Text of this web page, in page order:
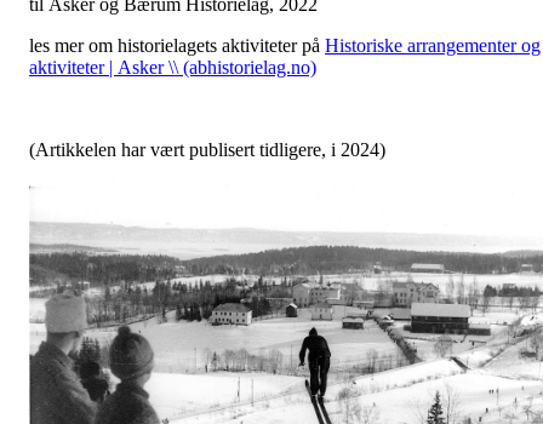
til Asker og Bærum Historielag, 2022
les mer om historielagets aktiviteter på Historiske arrangementer og
aktiviteter | Asker \\ (abhistorielag.no)
(Artikkelen har vært publisert tidligere, i 2024)